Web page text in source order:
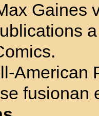
Gaines
American